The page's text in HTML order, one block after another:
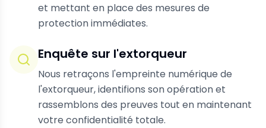
et mettant en place des mesures de
protection immédiates.
Enquête sur l'extorqueur
Nous retraçons l'empreinte numérique de
l'extorqueur, identifions son opération et
rassemblons des preuves tout en maintenant
votre confidentialité totale.